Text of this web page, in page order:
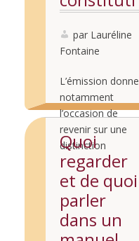
onnalisati
on de
l’I.V.G.
par Lauréline
Fontaine
L’émission donne
notamment
l’occasion de
revenir sur une
distinction
souvent faite
entre « droit » et
« liberté », pas si
pertinente que
ça. L’émission
Lire la
suite...
Quoi
regarder
et de quoi
parler
dans un